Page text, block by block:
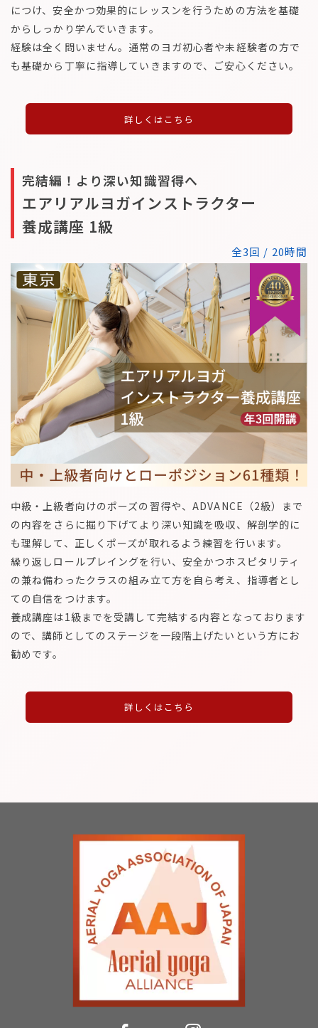
につけ、安全かつ効果的にレッスンを行うための方法を基礎
からしっかり学んでいきます。
経験は全く問いません。通常のヨガ初心者や未経験者の方で
も基礎から丁寧に指導していきますので、ご安心ください。
詳しくはこちら
完結編！より深い知識習得へ
エアリアルヨガインストラクター
養成講座 1級
全3回 / 20時間
中級・上級者向けのポーズの習得や、ADVANCE（2級）まで
の内容をさらに掘り下げてより深い知識を吸収、解剖学的に
も理解して、正しくポーズが取れるよう練習を行います。
繰り返しロールプレイングを行い、安全かつホスピタリティ
の兼ね備わったクラスの組み立て方を自ら考え、指導者とし
ての自信をつけます。
養成講座は1級までを受講して完結する内容となっております
ので、講師としてのステージを一段階上げたいという方にお
勧めです。
詳しくはこちら